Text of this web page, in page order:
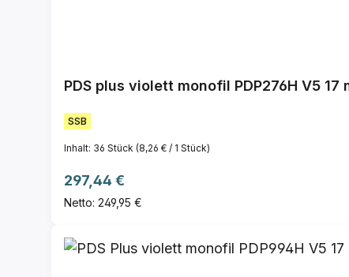
SSB
Inhalt: 36 Stück (8,26 € / 1 Stück)
Regulärer Preis:
297,44 €
Netto: 249,95 €